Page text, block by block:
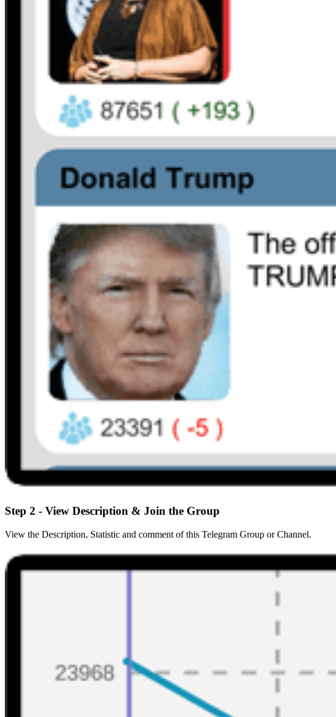
Step 2 - View Description & Join the Group
View the Description, Statistic and comment of this Telegram Group or Channel.